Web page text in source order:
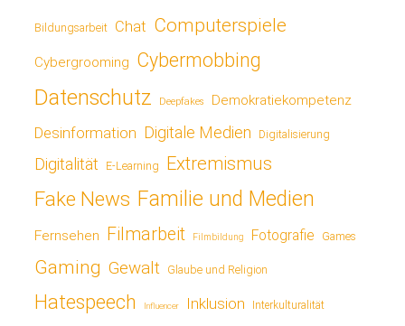
Bildungsarbeit Chat Computerspiele
Cybergrooming Cybermobbing
Datenschutz Deepfakes Demokratiekompetenz
Desinformation Digitale Medien Digitalisierung
Digitalität E-Learning Extremismus
Fake News Familie und Medien
Fernsehen Filmarbeit Filmbildung Fotografie Games
Gaming Gewalt Glaube und Religion
Hatespeech Influencer Inklusion Interkulturalität